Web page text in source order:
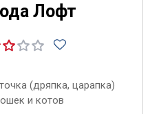
Лофт
(дряпка, царапка)
и котов